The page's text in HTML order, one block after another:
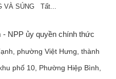
VÀ SÚNG Tất...
- NPP ủy quyền chính thức
phường Việt Hưng, thành
phố 10, Phường Hiệp Bình,